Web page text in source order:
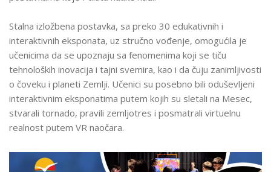
Stalna izložbena postavka, sa preko 30 edukativnih i
interaktivnih eksponata, uz stručno vođenje, omogućila je
učenicima da se upoznaju sa fenomenima koji se tiču
tehnoloških inovacija i tajni svemira, kao i da čuju zanimljivosti
o čoveku i planeti Zemlji. Učenici su posebno bili oduševljeni
interaktivnim eksponatima putem kojih su sletali na Mesec,
stvarali tornado, pravili zemljotres i posmatrali virtuelnu
realnost putem VR naočara.